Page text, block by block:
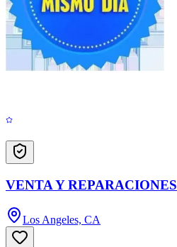
VENTA Y REPARACIONES
Los Angeles, CA